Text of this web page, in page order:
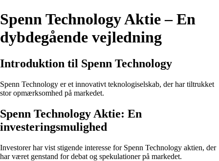
Spenn Technology Aktie – En
dybdegående vejledning
Introduktion til Spenn Technology
Spenn Technology er et innovativt teknologiselskab, der har tiltrukket
stor opmærksomhed på markedet.
Spenn Technology Aktie: En
investeringsmulighed
Investorer har vist stigende interesse for Spenn Technology aktien, der
har været genstand for debat og spekulationer på markedet.